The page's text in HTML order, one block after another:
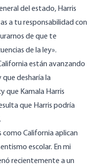
del estado, Harris
a tu responsabilidad con
de que te
de la ley».
están avanzando
desharía la
que Kamala Harris
que Harris podría
como California aplican
escolar. En mi
recientemente a un